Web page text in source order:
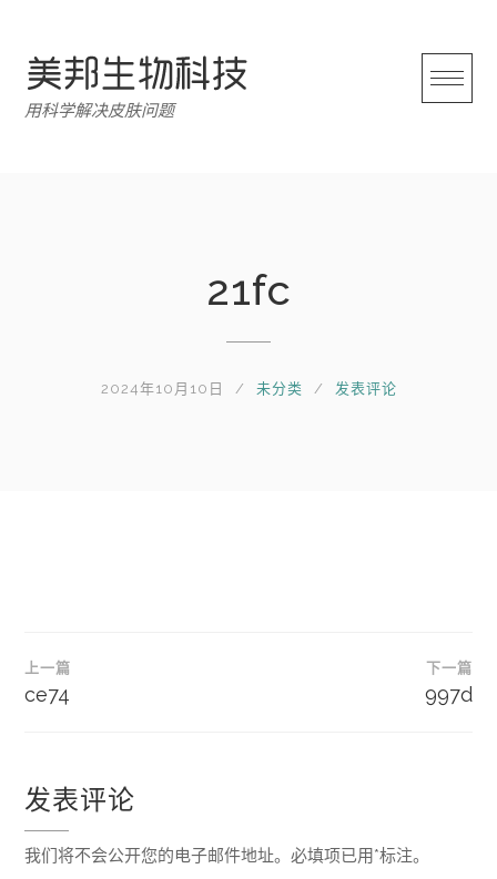
用科学解决皮肤问题
21fc
2024年10月10日 未分类 发表评论
文
章
航
上一篇
ce74
下一篇
997d
发表评论
我们将不会公开您的电子邮件地址。必填项已用*标注。